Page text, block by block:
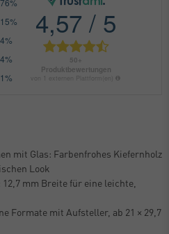
mit Glas: Farbenfrohes Kiefernholz
Look
mm Breite für eine leichte,
Formate mit Aufsteller, ab 21 × 29,7